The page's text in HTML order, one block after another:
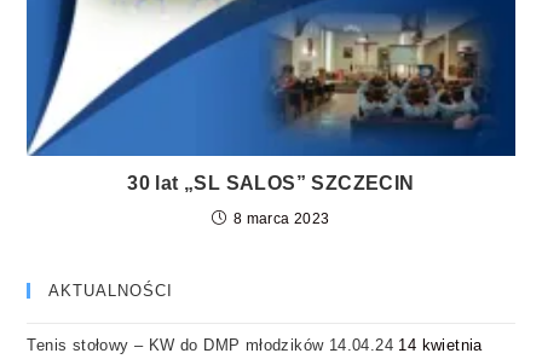
30 lat „SL SALOS” SZCZECIN
8 marca 2023
AKTUALNOŚCI
Tenis stołowy – KW do DMP młodzików 14.04.24 14 kwietnia